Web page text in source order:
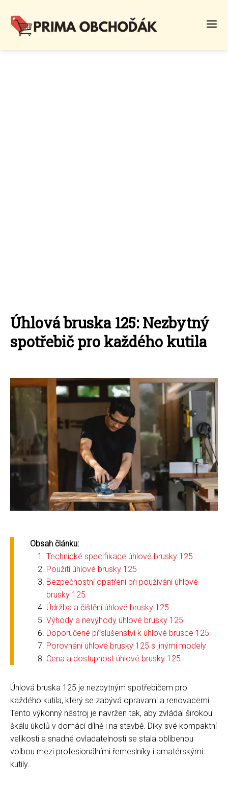
Úhlová bruska 125: Nezbytný
spotřebič pro každého kutila
Obsah článku:
Technické specifikace úhlové brusky 125
Použití úhlové brusky 125
Bezpečnostní opatření při používání úhlové
brusky 125
Údržba a čištění úhlové brusky 125
Výhody a nevýhody úhlové brusky 125
Doporučené příslušenství k úhlové brusce 125
Porovnání úhlové brusky 125 s jinými modely
Cena a dostupnost úhlové brusky 125
Úhlová bruska 125 je nezbytným spotřebičem pro
každého kutila, který se zabývá opravami a renovacemi.
Tento výkonný nástroj je navržen tak, aby zvládal širokou
škálu úkolů v domácí dílně i na stavbě. Díky své kompaktní
velikosti a snadné ovladatelnosti se stala oblíbenou
volbou mezi profesionálními řemeslníky i amatérskými
kutily.